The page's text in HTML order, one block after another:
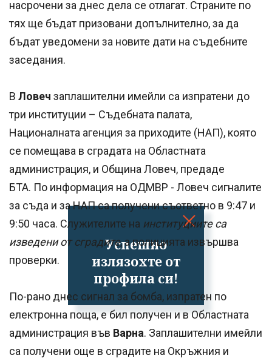
Успешно
излязохте от
профила си!
насрочени за днес дела се отлагат. Страните по
тях ще бъдат призовани допълнително, за да
бъдат уведомени за новите дати на съдебните
заседания.
В Ловеч заплашителни имейли са изпратени до
три институции – Съдебната палата,
Националната агенция за приходите (НАП), която
се помещава в сградата на Областната
администрация, и Община Ловеч, предаде
БТА. По информация на ОДМВР - Ловеч сигналите
за съда и за НАП са получени съответно в 9:47 и
9:50 часа. Служителите на институциите са
изведени от сградите, а полицията извършва
проверки.
По-рано днес сигнал за бомба, изпратен по
електронна поща, е бил получен и в Областната
администрация във Варна. Заплашителни имейли
са получени още в сградите на Окръжния и